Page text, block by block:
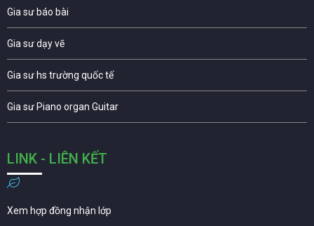
Gia sư báo bài
Gia sư dạy vẽ
Gia sư hs trường quốc tế
Gia sư Piano organ Guitar
LINK - LIÊN KẾT
Xem hợp đồng nhận lớp